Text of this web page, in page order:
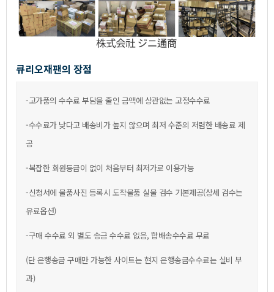
큐리오재팬의장점
-고가품의수수료부담을줄인금액에상관없는고정수수료
-수수료가낮다고배송비가높지않으며최저수준의저렴한배송료제
공
-복잡한회원등급이없이처음부터최저가로이용가능
-신청서에물품사진등록시도착물품실물검수기본제공(상세검수는
유료옵션)
-구매수수료외별도송금수수료없음,합배송수수료무료
(단은행송금구매만가능한사이트는현지은행송금수수료는실비부
과)